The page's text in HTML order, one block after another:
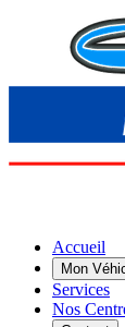
Accueil
Mon
Services
Nos